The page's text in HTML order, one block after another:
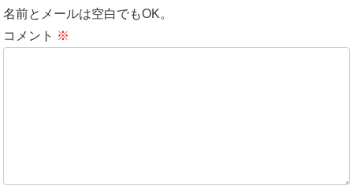
名前とメールは空白でもOK。
コメント ※